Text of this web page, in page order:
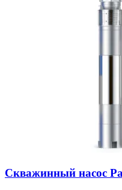
Скважинный насос